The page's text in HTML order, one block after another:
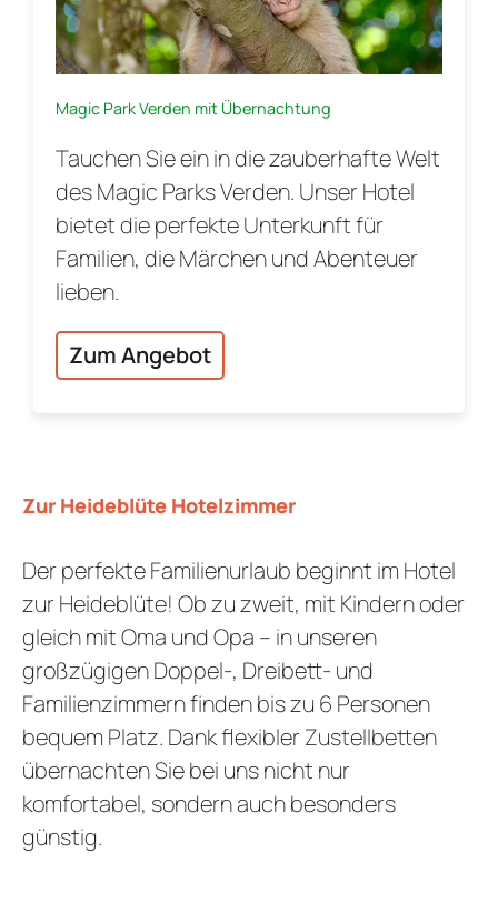
Magic Park Verden mit Übernachtung
Tauchen Sie ein in die zauberhafte Welt
des Magic Parks Verden. Unser Hotel
bietet die perfekte Unterkunft für
Familien, die Märchen und Abenteuer
lieben.
Zum Angebot
Zur Heideblüte Hotelzimmer
Der perfekte Familienurlaub beginnt im Hotel
zur Heideblüte! Ob zu zweit, mit Kindern oder
gleich mit Oma und Opa – in unseren
großzügigen Doppel-, Dreibett- und
Familienzimmern finden bis zu 6 Personen
bequem Platz. Dank flexibler Zustellbetten
übernachten Sie bei uns nicht nur
komfortabel, sondern auch besonders
günstig.